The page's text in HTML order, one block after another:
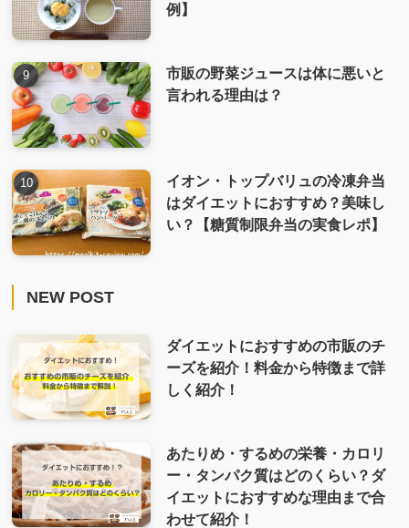
例】
市販の野菜ジュースは体に悪いと
言われる理由は？
イオン・トップバリュの冷凍弁当
はダイエットにおすすめ？美味し
い？【糖質制限弁当の実食レポ】
NEW POST
ダイエットにおすすめの市販のチ
ーズを紹介！料金から特徴まで詳
しく紹介！
あたりめ・するめの栄養・カロリ
ー・タンパク質はどのくらい？ダ
イエットにおすすめな理由まで合
わせて紹介！